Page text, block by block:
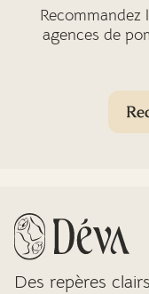
agences de
Des repères